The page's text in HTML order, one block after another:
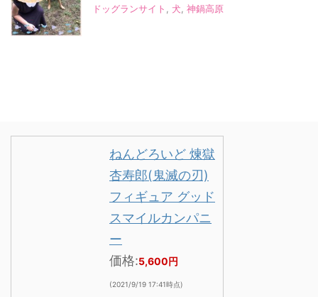
ドッグランサイト
犬 神鍋高原
ねんどろいど 煉獄
杏寿郎(鬼滅の刃)
フィギュア グッド
スマイルカンパニ
ー
価格:5,600円
(2021/9/19 17:41時点)